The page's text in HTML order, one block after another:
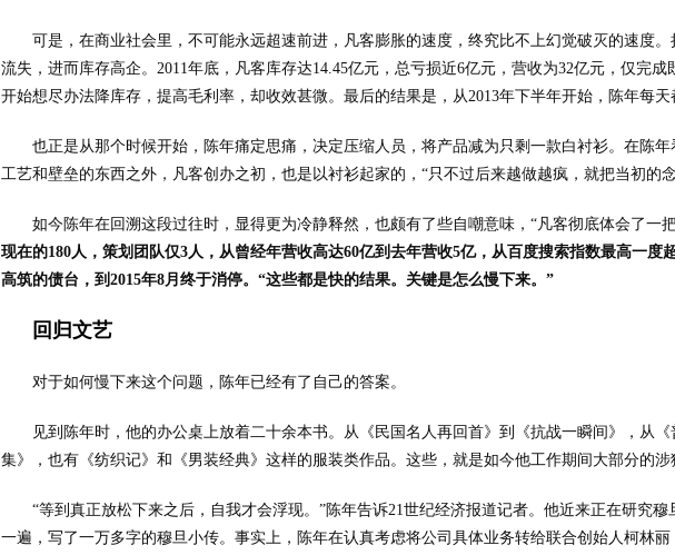
可是，在商业社会里，不可能永远超速前进，凡客膨胀的速度，终究比不上幻觉破灭的速度
流失，进而库存高企。2011年底，凡客库存达14.45亿元，总亏损近6亿元，营收为32亿元，仅完
开始想尽办法降库存，提高毛利率，却收效甚微。最后的结果是，从2013年下半年开始，陈年每天
也正是从那个时候开始，陈年痛定思痛，决定压缩人员，将产品减为只剩一款白衬衫。在陈
工艺和壁垒的东西之外，凡客创办之初，也是以衬衫起家的，“只不过后来越做越疯，就把当初的念
如今陈年在回溯这段过往时，显得更为冷静释然，也颇有了些自嘲意味，“凡客彻底体会了一
现在的180人，策划团队仅3人，从曾经年营收高达60亿到去年营收5亿，从百度搜索指数最高一度
高筑的债台，到2015年8月终于消停。“这些都是快的结果。关键是怎么慢下来。”
回归文艺
对于如何慢下来这个问题，陈年已经有了自己的答案。
见到陈年时，他的办公桌上放着二十余本书。从《民国名人再回首》到《抗战一瞬间》，从
集》，也有《纺织记》和《男装经典》这样的服装类作品。这些，就是如今他工作期间大部分的涉
“等到真正放松下来之后，自我才会浮现。”陈年告诉21世纪经济报道记者。他近来正在研究
一遍，写了一万多字的穆旦小传。事实上，陈年在认真考虑将公司具体业务转给联合创始人柯林丽